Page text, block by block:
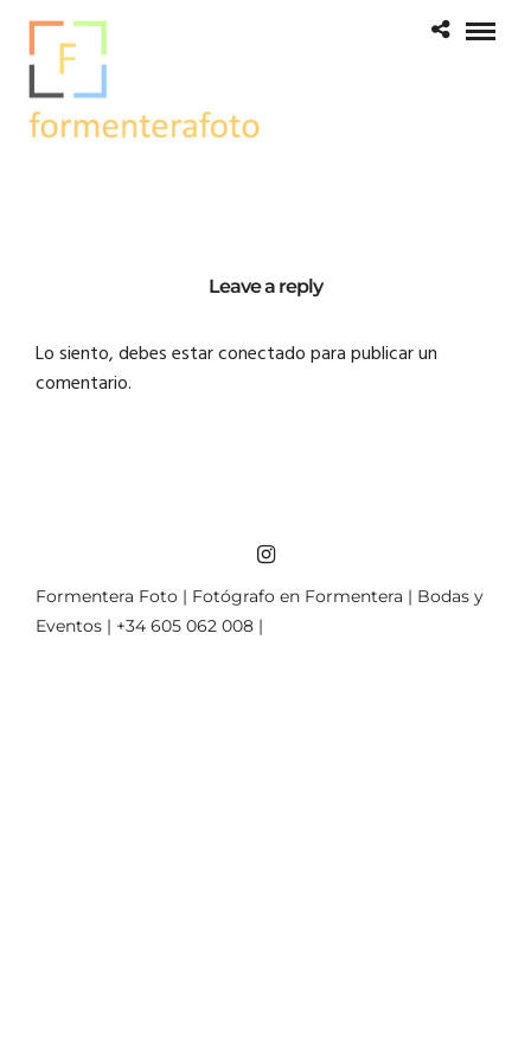
Leave a reply
Lo siento, debes estarconectadopara publicar un
comentario.
Formentera Foto | Fotógrafo en Formentera | Bodas y
Eventos | +34 605 062 008 |